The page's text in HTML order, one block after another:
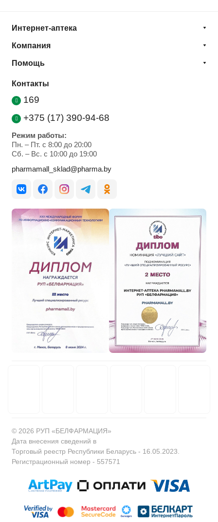
Интернет-аптека
Компания
Помощь
Контакты
169
+375 (17) 390-94-68
Режим работы:
Пн. – Пт. с 8:00 до 20:00
Cб. – Вс. с 10:00 до 19:00
pharmamall_sklad@pharma.by
© 2026 РУП «БЕЛФАРМАЦИЯ»
Дата внесения сведений в
Торговый реестр Республики Беларусь - 16.05.2023.
Регистрационный номер - 557571